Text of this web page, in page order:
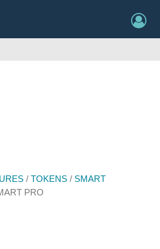
/TOKENS / SMART
PRO